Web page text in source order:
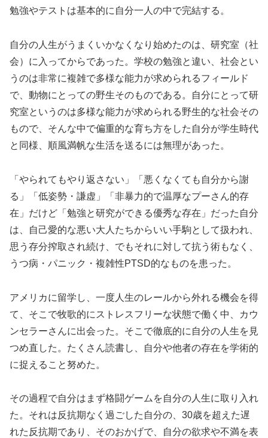
勉強やテストは基本的に自分一人の中で完結する。
自分の人生がうまくいかなくなり始めたのは、研究室（社
会）に入ってからであった。学校の勉強と違い、社会とい
うのは非常に複雑で多様な能力が求められるフィールド
で、動物にとっての野生そのものである。自分にとって研
究室というのは多様な能力が求められる野生的な社会その
もので、そんな中で偏重的な育ち方をした自分が学生時代
と同様、順風満帆な生活を送るには無理があった。
「やられてもやり返さない」「悪くなくても自分から謝
る」「低姿勢・謙虚」「非暴力的で温厚なプーさん的存
在」だけど「勉強と研究ができる優秀な存在」だった自分
は、自己愛的な悪い大人たちからいい手駒として扱われ、
思う存分搾取され続け、でもそれに対して抗う術もなく、
うつ病・パニック・複雑性PTSD的なものを患った。
アメリカに留学し、一度人生のレールから外れる機会を得
て、そこで牧歌的にストレスフリーな状態で働く中、カウ
ンセラーさんに出会った。そこで徹底的に自分の人生を見
つめ直した。たくさん読書し、自分や他者の存在を学術的
に捉えること努めた。
その過程で自分はまず格闘ゲームを自分の人生に取り入れ
た。それは反抗期なく過ごした自分の、30歳を超えた遅
れた反抗期であり、そのおかげで、自分の欲求や不満を表